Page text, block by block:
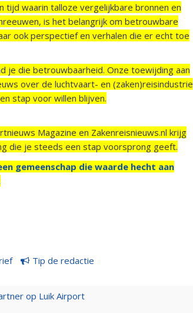
tijd waarin talloze vergelijkbare bronnen en
is het belangrijk om betrouwbare
ook perspectief en verhalen die er echt toe
je die betrouwbaarheid. Onze toewijding aan
over de luchtvaart- en (zaken)reisindustrie
stap voor willen blijven.
Magazine en Zakenreisnieuws.nl krijg
die je steeds een stap voorsprong geeft.
gemeenschap die waarde hecht aan
Tip de redactie
op Luik Airport